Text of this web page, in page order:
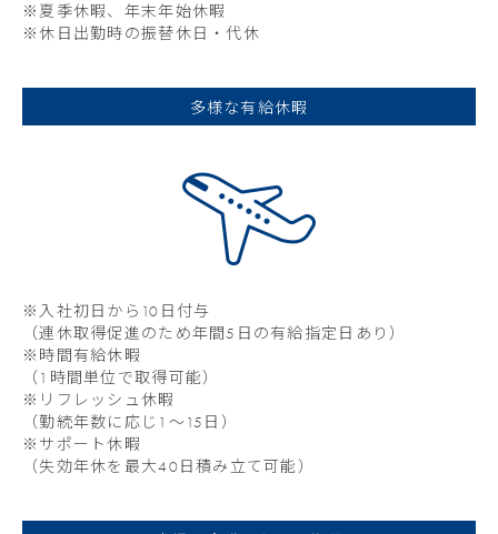
※夏季休暇、年末年始休暇
※休日出勤時の振替休日・代休
多様な有給休暇
※入社初日から10日付与
（連休取得促進のため年間5日の有給指定日あり）
※時間有給休暇
（1時間単位で取得可能）
※リフレッシュ休暇
（勤続年数に応じ1～15日）
※サポート休暇
（失効年休を最大40日積み立て可能）